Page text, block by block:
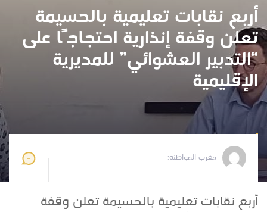
أربع نقابات تعليمية بالحسيمة
تعلن وقفة إنذارية احتجاجًا على
“التدبير العشوائي” للمديرية
الإقليمية
مغرب المواطنة:
أربع نقابات تعليمية بالحسيمة تعلن وقفة